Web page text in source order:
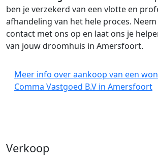
ben je verzekerd van een vlotte en
afhandeling van het hele proces.
contact met ons op en laat ons je
van jouw droomhuis in Amersfoort.
Meer info over aankoop van een
Comma Vastgoed B.V in Amersfoort
Verkoop